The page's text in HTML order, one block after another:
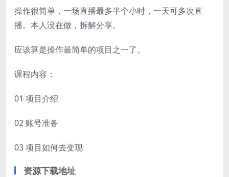
操作很简单，一场直播最多半个小时，一天可多次直
播。本人没在做，拆解分享。
应该算是操作最简单的项目之一了。
课程内容：
01 项目介绍
02 账号准备
03 项目如何去变现
资源下载地址